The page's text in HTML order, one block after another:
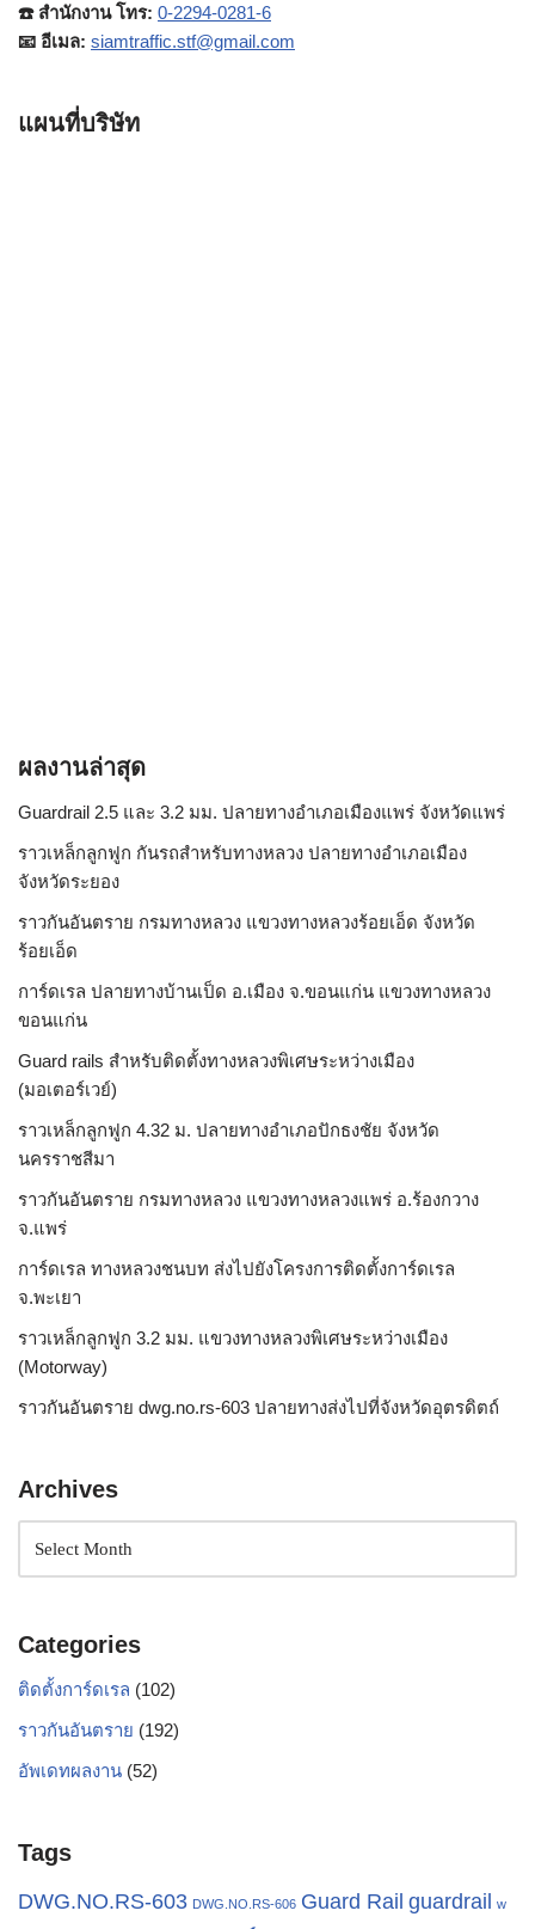
☎️ สำนักงาน โทร: 0-2294-0281-6
📧 อีเมล: siamtraffic.stf@gmail.com
แผนที่บริษัท
ผลงานล่าสุด
Guardrail 2.5 และ 3.2 มม. ปลายทางอำเภอเมืองแพร่ จังหวัดแพร่
ราวเหล็กลูกฟูก กันรถสําหรับทางหลวง ปลายทางอำเภอเมือง
จังหวัดระยอง
ราวกันอันตราย กรมทางหลวง แขวงทางหลวงร้อยเอ็ด จังหวัด
ร้อยเอ็ด
การ์ดเรล ปลายทางบ้านเป็ด อ.เมือง จ.ขอนแก่น แขวงทางหลวง
ขอนแก่น
Guard rails สำหรับติดตั้งทางหลวงพิเศษระหว่างเมือง
(มอเตอร์เวย์)
ราวเหล็กลูกฟูก 4.32 ม. ปลายทางอำเภอปักธงชัย จังหวัด
นครราชสีมา
ราวกันอันตราย กรมทางหลวง แขวงทางหลวงแพร่ อ.ร้องกวาง
จ.แพร่
การ์ดเรล ทางหลวงชนบท ส่งไปยังโครงการติดตั้งการ์ดเรล
จ.พะเยา
ราวเหล็กลูกฟูก 3.2 มม. แขวงทางหลวงพิเศษระหว่างเมือง
(Motorway)
ราวกันอันตราย dwg.no.rs-603 ปลายทางส่งไปที่จังหวัดอุตรดิตถ์
Archives
Categories
ติดตั้งการ์ดเรล (102)
ราวกันอันตราย (192)
อัพเดทผลงาน (52)
Tags
DWG.NO.RS-603 DWG.NO.RS-606 Guard Rail guardrail w